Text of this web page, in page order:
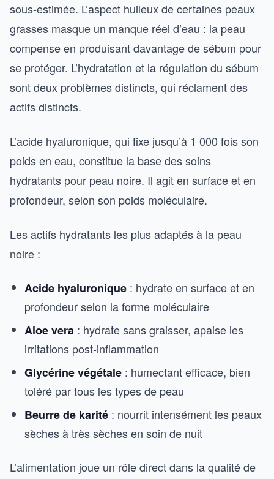
sous-estimée. L’aspect huileux de certaines peaux
grasses masque un manque réel d’eau : la peau
compense en produisant davantage de sébum pour
se protéger. L’hydratation et la régulation du sébum
sont deux problèmes distincts, qui réclament des
actifs distincts.
L’acide hyaluronique, qui fixe jusqu’à 1 000 fois son
poids en eau, constitue la base des soins
hydratants pour peau noire. Il agit en surface et en
profondeur, selon son poids moléculaire.
Les actifs hydratants les plus adaptés à la peau
noire :
Acide hyaluronique : hydrate en surface et en
profondeur selon la forme moléculaire
Aloe vera : hydrate sans graisser, apaise les
irritations post-inflammation
Glycérine végétale : humectant efficace, bien
toléré par tous les types de peau
Beurre de karité : nourrit intensément les peaux
sèches à très sèches en soin de nuit
L’alimentation joue un rôle direct dans la qualité de